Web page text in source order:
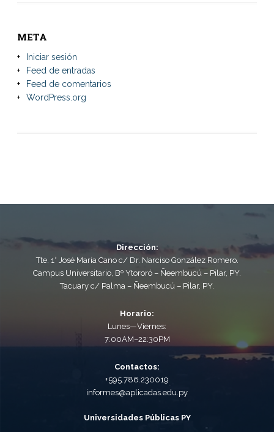
META
Iniciar sesión
Feed de entradas
Feed de comentarios
WordPress.org
Dirección:
Tte. 1° José María Cano c/ Dr. Narciso González Romero.
Campus Universitario, Bº Ytororó – Ñeembucú – Pilar, PY.
Tacuary c/ Palma – Ñeembucú – Pilar, PY.
Horario:
Lunes—Viernes:
7:00AM–22:30PM
Contactos:
+595.786.230019
informes@aplicadas.edu.py
Universidades Públicas PY